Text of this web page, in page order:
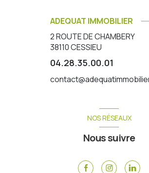
ADEQUAT IMMOBILIER
2 ROUTE DE CHAMBERY
38110CESSIEU
04.28.35.00.01
NOS RÉSEAUX
Nous suivre